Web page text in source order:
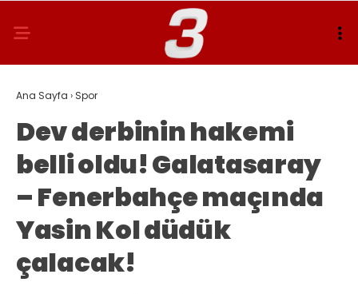
Ana Sayfa › Spor
Dev derbinin hakemi
belli oldu! Galatasaray
– Fenerbahçe maçında
Yasin Kol düdük
çalacak!